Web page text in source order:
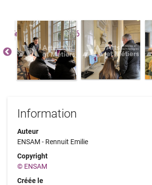
Information
Auteur
ENSAM - Rennuit Emilie
Copyright
© ENSAM
Créée le